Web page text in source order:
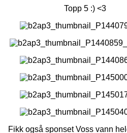
Topp 5 :) <3
Fikk også sponset Voss vann